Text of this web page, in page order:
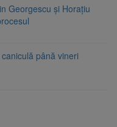
Georgescu și Horațiu
până vineri